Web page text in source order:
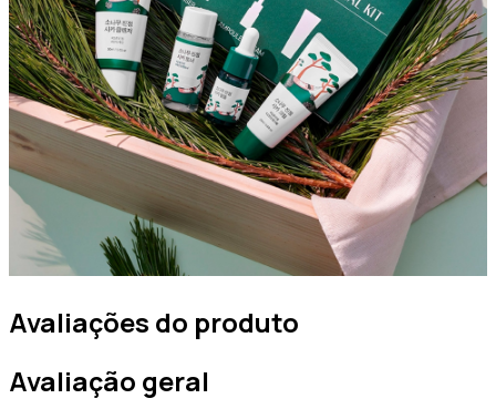
Avaliações do produto
Avaliação geral